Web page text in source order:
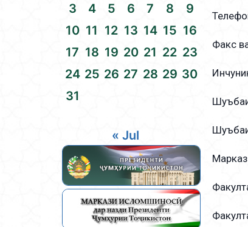
3
4 5 6 7 8
9
10 11 12 13 14 15 16
17 18 19 20 21 22 23
24 25 26 27 28 29 30
31
« Jul
Факс